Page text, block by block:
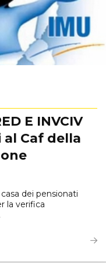
E INVCIV
al Caf della
dei pensionati
la verifica